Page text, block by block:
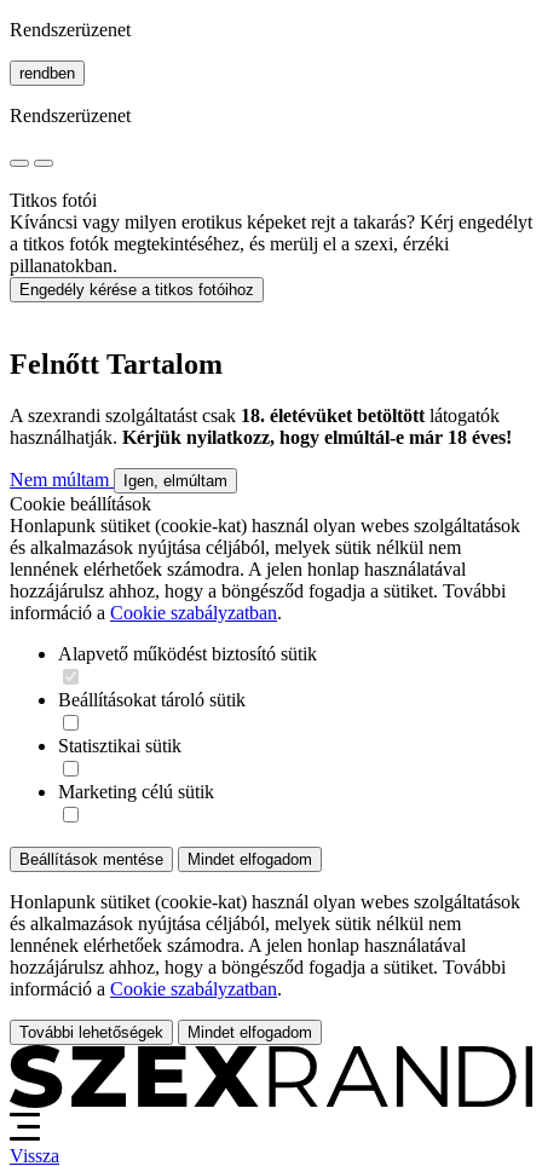
Rendszerüzenet
rendben
Rendszerüzenet
Titkos fotói
Kíváncsi vagy milyen erotikus képeket rejt a takarás? Kérj engedélyt
a titkos fotók megtekintéséhez, és merülj el a szexi, érzéki
pillanatokban.
Engedély kérése a titkos fotóihoz
Felnőtt Tartalom
A szexrandi szolgáltatást csak 18. életévüket betöltött látogatók
használhatják. Kérjük nyilatkozz, hogy elmúltál-e már 18 éves!
Nem múltam Igen, elmúltam
Cookie beállítások
Honlapunk sütiket (cookie-kat) használ olyan webes szolgáltatások
és alkalmazások nyújtása céljából, melyek sütik nélkül nem
lennének elérhetőek számodra. A jelen honlap használatával
hozzájárulsz ahhoz, hogy a böngésződ fogadja a sütiket. További
információ a Cookie szabályzatban.
Alapvető működést biztosító sütik
Beállításokat tároló sütik
Statisztikai sütik
Marketing célú sütik
Beállítások mentése Mindet elfogadom
Honlapunk sütiket (cookie-kat) használ olyan webes szolgáltatások
és alkalmazások nyújtása céljából, melyek sütik nélkül nem
lennének elérhetőek számodra. A jelen honlap használatával
hozzájárulsz ahhoz, hogy a böngésződ fogadja a sütiket. További
információ a Cookie szabályzatban.
További lehetőségek Mindet elfogadom
Vissza